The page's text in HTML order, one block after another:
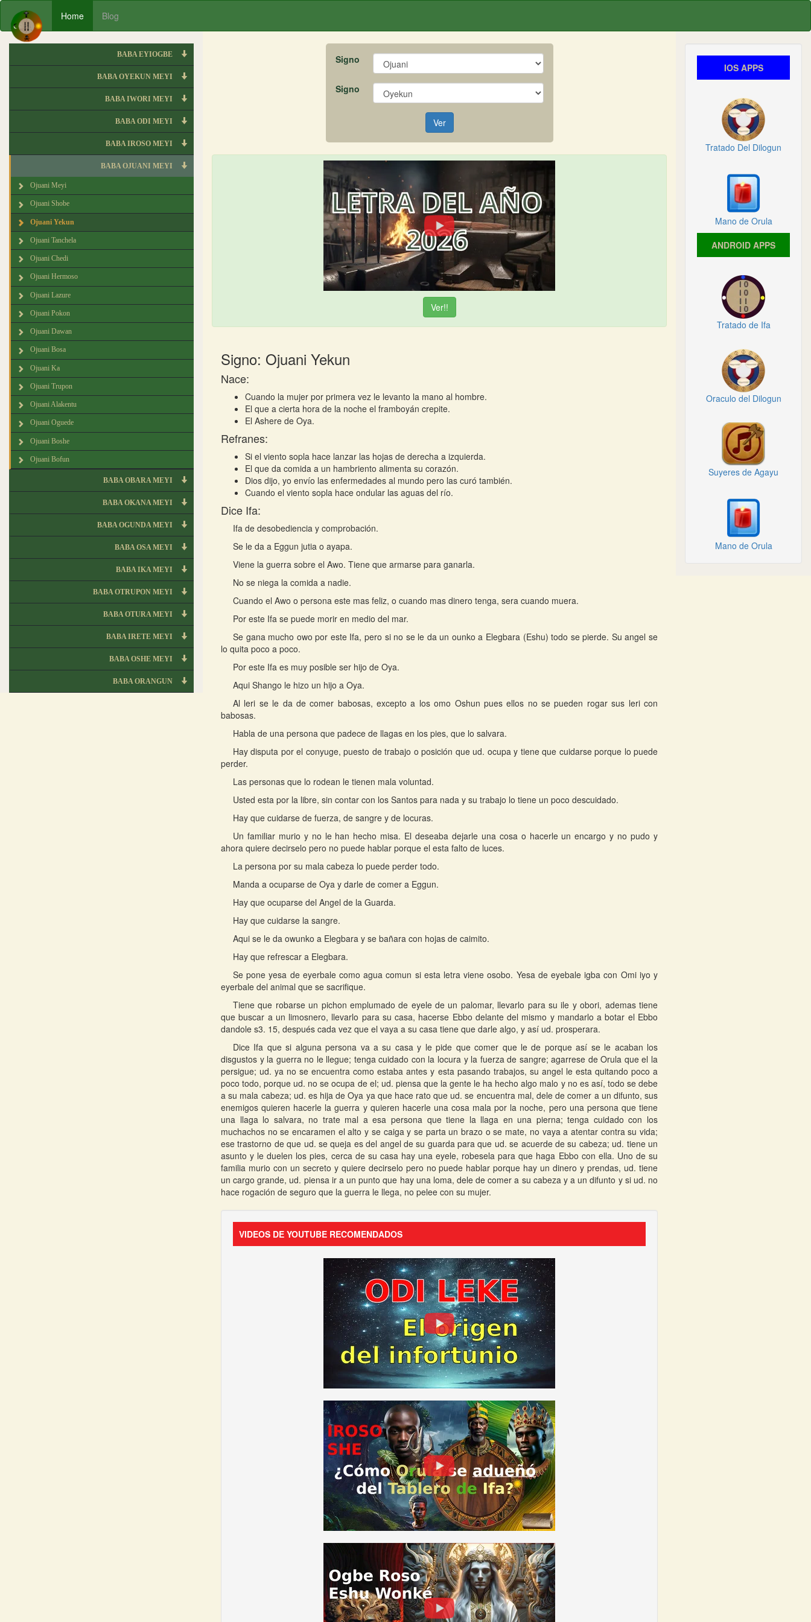
Home Blog
BABA EYIOGBE
BABA OYEKUN MEYI
BABA IWORI MEYI
BABA ODI MEYI
BABA IROSO MEYI
BABA OJUANI MEYI
Ojuani Meyi
Ojuani Shobe
Ojuani Yekun
Ojuani Tanchela
Ojuani Chedi
Ojuani Hermoso
Ojuani Lazure
Ojuani Pokon
Ojuani Dawan
Ojuani Bosa
Ojuani Ka
Ojuani Trupon
Ojuani Alakentu
Ojuani Oguede
Ojuani Boshe
Ojuani Bofun
BABA OBARA MEYI
BABA OKANA MEYI
BABA OGUNDA MEYI
BABA OSA MEYI
BABA IKA MEYI
BABA OTRUPON MEYI
BABA OTURA MEYI
BABA IRETE MEYI
BABA OSHE MEYI
BABA ORANGUN
Signo
Signo
Ver
Ver!!
Signo: Ojuani Yekun
Nace:
Cuando la mujer por primera vez le levanto la mano al hombre.
El que a cierta hora de la noche el framboyán crepite.
El Ashere de Oya.
Refranes:
Si el viento sopla hace lanzar las hojas de derecha a izquierda.
El que da comida a un hambriento alimenta su corazón.
Dios dijo, yo envío las enfermedades al mundo pero las curó también.
Cuando el viento sopla hace ondular las aguas del río.
Dice Ifa:
Ifa de desobediencia y comprobación.
Se le da a Eggun jutia o ayapa.
Viene la guerra sobre el Awo. Tiene que armarse para ganarla.
No se niega la comida a nadie.
Cuando el Awo o persona este mas feliz, o cuando mas dinero tenga, sera cuando muera.
Por este Ifa se puede morir en medio del mar.
Se gana mucho owo por este Ifa, pero si no se le da un ounko a Elegbara (Eshu) todo se pierde. Su angel se
lo quita poco a poco.
Por este Ifa es muy posible ser hijo de Oya.
Aqui Shango le hizo un hijo a Oya.
Al leri se le da de comer babosas, excepto a los omo Oshun pues ellos no se pueden rogar sus leri con
babosas.
Habla de una persona que padece de llagas en los pies, que lo salvara.
Hay disputa por el conyuge, puesto de trabajo o posición que ud. ocupa y tiene que cuidarse porque lo puede
perder.
Las personas que lo rodean le tienen mala voluntad.
Usted esta por la libre, sin contar con los Santos para nada y su trabajo lo tiene un poco descuidado.
Hay que cuidarse de fuerza, de sangre y de locuras.
Un familiar murio y no le han hecho misa. El deseaba dejarle una cosa o hacerle un encargo y no pudo y
ahora quiere decirselo pero no puede hablar porque el esta falto de luces.
La persona por su mala cabeza lo puede perder todo.
Manda a ocuparse de Oya y darle de comer a Eggun.
Hay que ocuparse del Angel de la Guarda.
Hay que cuidarse la sangre.
Aqui se le da owunko a Elegbara y se bañara con hojas de caimito.
Hay que refrescar a Elegbara.
Se pone yesa de eyerbale como agua comun si esta letra viene osobo. Yesa de eyebale igba con Omi iyo y
eyerbale del animal que se sacrifique.
Tiene que robarse un pichon emplumado de eyele de un palomar, llevarlo para su ile y obori, ademas tiene
que buscar a un limosnero, llevarlo para su casa, hacerse Ebbo delante del mismo y mandarlo a botar el Ebbo
dandole s3. 15, después cada vez que el vaya a su casa tiene que darle algo, y así ud. prosperara.
Dice Ifa que si alguna persona va a su casa y le pide que comer que le de porque así se le acaban los
disgustos y la guerra no le llegue; tenga cuidado con la locura y la fuerza de sangre; agarrese de Orula que el la
persigue; ud. ya no se encuentra como estaba antes y esta pasando trabajos, su angel le esta quitando poco a
poco todo, porque ud. no se ocupa de el; ud. piensa que la gente le ha hecho algo malo y no es así, todo se debe
a su mala cabeza; ud. es hija de Oya ya que hace rato que ud. se encuentra mal, dele de comer a un difunto, sus
enemigos quieren hacerle la guerra y quieren hacerle una cosa mala por la noche, pero una persona que tiene
una llaga lo salvara, no trate mal a esa persona que tiene la llaga en una pierna; tenga cuidado con los
muchachos no se encaramen el alto y se caiga y se parta un brazo o se mate, no vaya a atentar contra su vida;
ese trastorno de que ud. se queja es del angel de su guarda para que ud. se acuerde de su cabeza; ud. tiene un
asunto y le duelen los pies, cerca de su casa hay una eyele, robesela para que haga Ebbo con ella. Uno de su
familia murio con un secreto y quiere decirselo pero no puede hablar porque hay un dinero y prendas, ud. tiene
un cargo grande, ud. piensa ir a un punto que hay una loma, dele de comer a su cabeza y a un difunto y si ud. no
hace rogación de seguro que la guerra le llega, no pelee con su mujer.
VIDEOS DE YOUTUBE RECOMENDADOS
IOS APPS
Tratado Del Dilogun
Mano de Orula
ANDROID APPS
Tratado de Ifa
Oraculo del Dilogun
Suyeres de Agayu
Mano de Orula